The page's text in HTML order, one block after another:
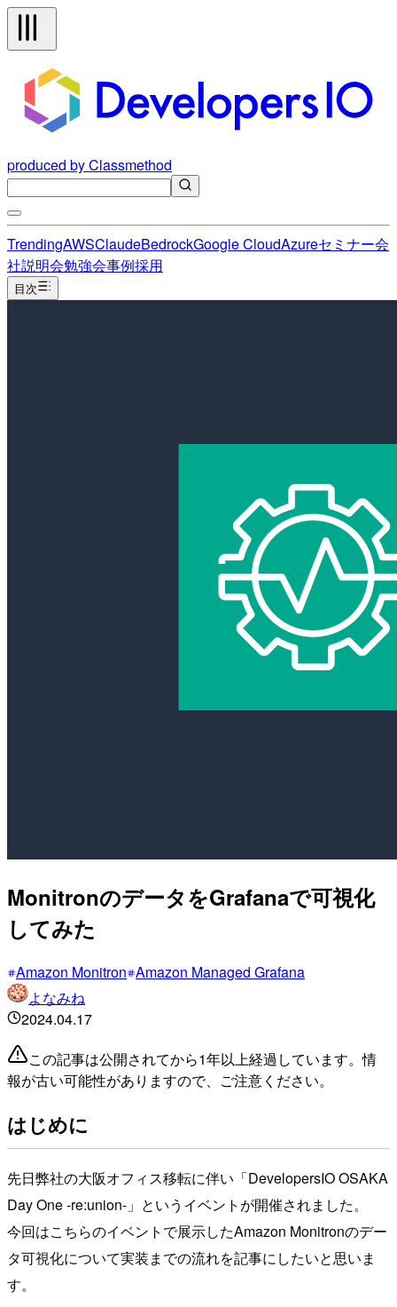
produced by Classmethod
TrendingAWSClaudeBedrockGoogle CloudAzureセミナー会
社説明会勉強会事例採用
目次
MonitronのデータをGrafanaで可視化
してみた
Amazon Monitron Amazon Managed Grafana
よなみね
2024.04.17
この記事は公開されてから1年以上経過しています。情
報が古い可能性がありますので、ご注意ください。
はじめに
先日弊社の大阪オフィス移転に伴い「DevelopersIO OSAKA
Day One -re:union-」というイベントが開催されました。
今回はこちらのイベントで展示したAmazon Monitronのデー
タ可視化について実装までの流れを記事にしたいと思いま
す。